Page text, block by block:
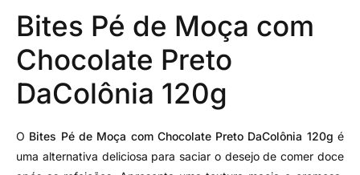
Bites Pé de Moça com
Chocolate Preto
DaColônia 120g
O Bites Pé de Moça com Chocolate Preto DaColônia 120g é
uma alternativa deliciosa para saciar o desejo de comer doce